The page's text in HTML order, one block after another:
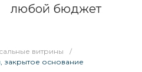
любой бюджет
витрины
/
закрытое основание